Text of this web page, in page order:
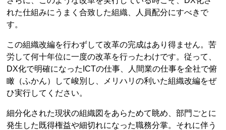
れた仕組みにうまく合致した組織、人員配分にすべきで
す。
この組織改編を行わずして改革の完成はあり得ません。苦
労して何十年位に一度の改革を行ったわけです。従って、
DX化で明確になったICTの仕事、人間業の仕事を全社で俯
瞰（ふかん）して峻別し、メリハリの利いた組織改編をぜ
ひ実行してください。
細分化された現状の組織図をあらためて眺め、部門ごとに
発生した既得権益や細切れになった職務分掌。それに伴う